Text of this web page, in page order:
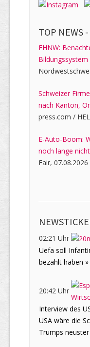
TOP NEWS -
FHNW:
Bildungssystem
Schweizer
nach Kanton,
press.com /
E-Auto-Boom:
noch lange
Fair, 07.08.2026
02:21 Uhr
Uefa soll
bezahlt haben »
20:42 Uhr
Interview des
USA wäre die
Trumps